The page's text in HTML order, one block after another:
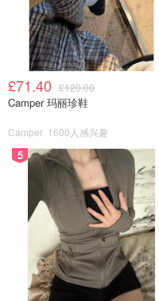
£71.40 £120.00
Camper 玛丽珍鞋
Camper 1600人感兴趣
5